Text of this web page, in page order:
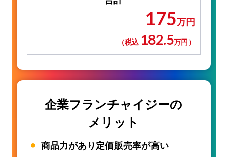
175万円
（税込 182.5万円）
企業フランチャイジーの
メリット
商品力があり定価販売率が高い